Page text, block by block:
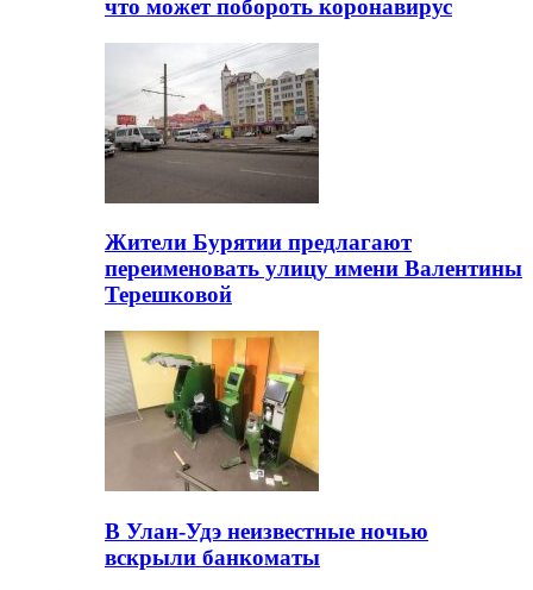
что может побороть коронавирус
Жители Бурятии предлагают
переименовать улицу имени Валентины
Терешковой
В Улан-Удэ неизвестные ночью
вскрыли банкоматы